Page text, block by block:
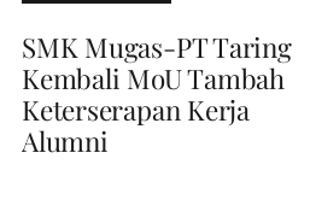
SMK Mugas-PT Taring
Kembali MoU Tambah
Keterserapan Kerja
Alumni